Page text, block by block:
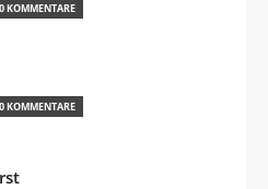
0 KOMMENTARE
0 KOMMENTARE